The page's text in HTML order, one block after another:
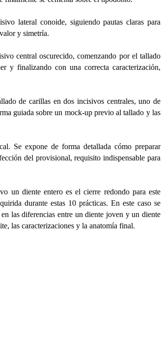
lateral conoide, siguiendo pautas claras para
y simetría.
central oscurecido, comenzando por el tallado
y finalizando con una correcta caracterización,
de carillas en dos incisivos centrales, uno de
guiada sobre un mock-up previo al tallado y las
Se expone de forma detallada cómo preparar
del provisional, requisito indispensable para
un diente entero es el cierre redondo para este
durante estas 10 prácticas. En este caso se
las diferencias entre un diente joven y un diente
las caracterizaciones y la anatomía final.